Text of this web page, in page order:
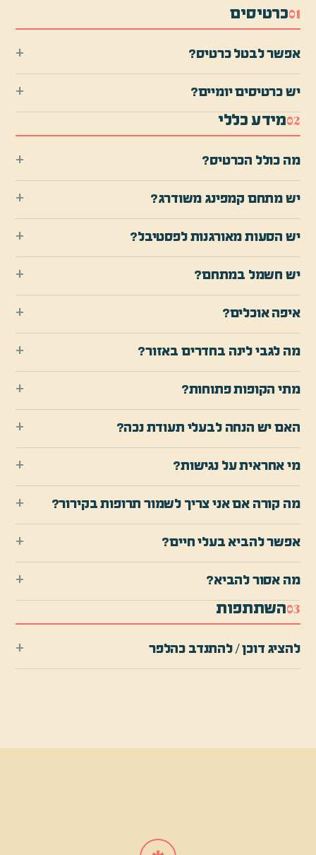
01 כרטיסים
אפשר לבטל כרטיס? +
יש כרטיסים יומיים? +
02 מידע כללי
מה כולל הכרטיס? +
יש מתחם קמפינג משודרג? +
יש הסעות מאורגנות לפסטיבל? +
יש חשמל במתחם? +
איפה אוכלים? +
מה לגבי לינה בחדרים באזור? +
מתי הקופות פתוחות? +
האם יש הנחה לבעלי תעודת נכה? +
מי אחראית על נגישות? +
מה קורה אם אני צריך לשמור תרופות בקירור? +
אפשר להביא בעלי חיים? +
מה אסור להביא? +
03 השתתפות
להציג דוכן / להתנדב כהלפר +